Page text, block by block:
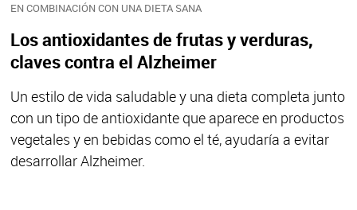
EN COMBINACIÓN CON UNA DIETA SANA
Los antioxidantes de frutas y verduras,
claves contra el Alzheimer
Un estilo de vida saludable y una dieta completa junto
con un tipo de antioxidante que aparece en productos
vegetales y en bebidas como el té, ayudaría a evitar
desarrollar Alzheimer.